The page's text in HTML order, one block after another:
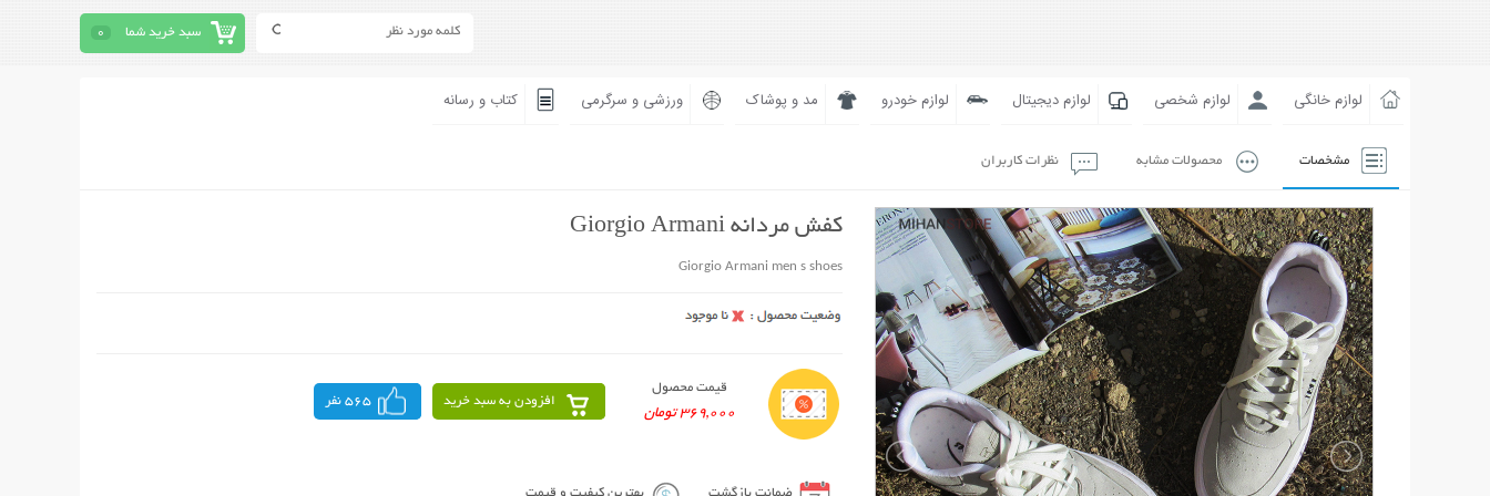
سبد خرید شما 0
لوازم خانگی لوازم شخصی لوازم دیجیتال لوازم خودرو مد و پوشاک ورزشی و سرگرمی کتاب و رسانه
مشخصات محصولات مشابه نظرات کاربران
کفش مردانه Giorgio Armani
Giorgio Armani men s shoes
قیمت محصول
369,000 تومان
افزودن به سبد خرید 565 نفر